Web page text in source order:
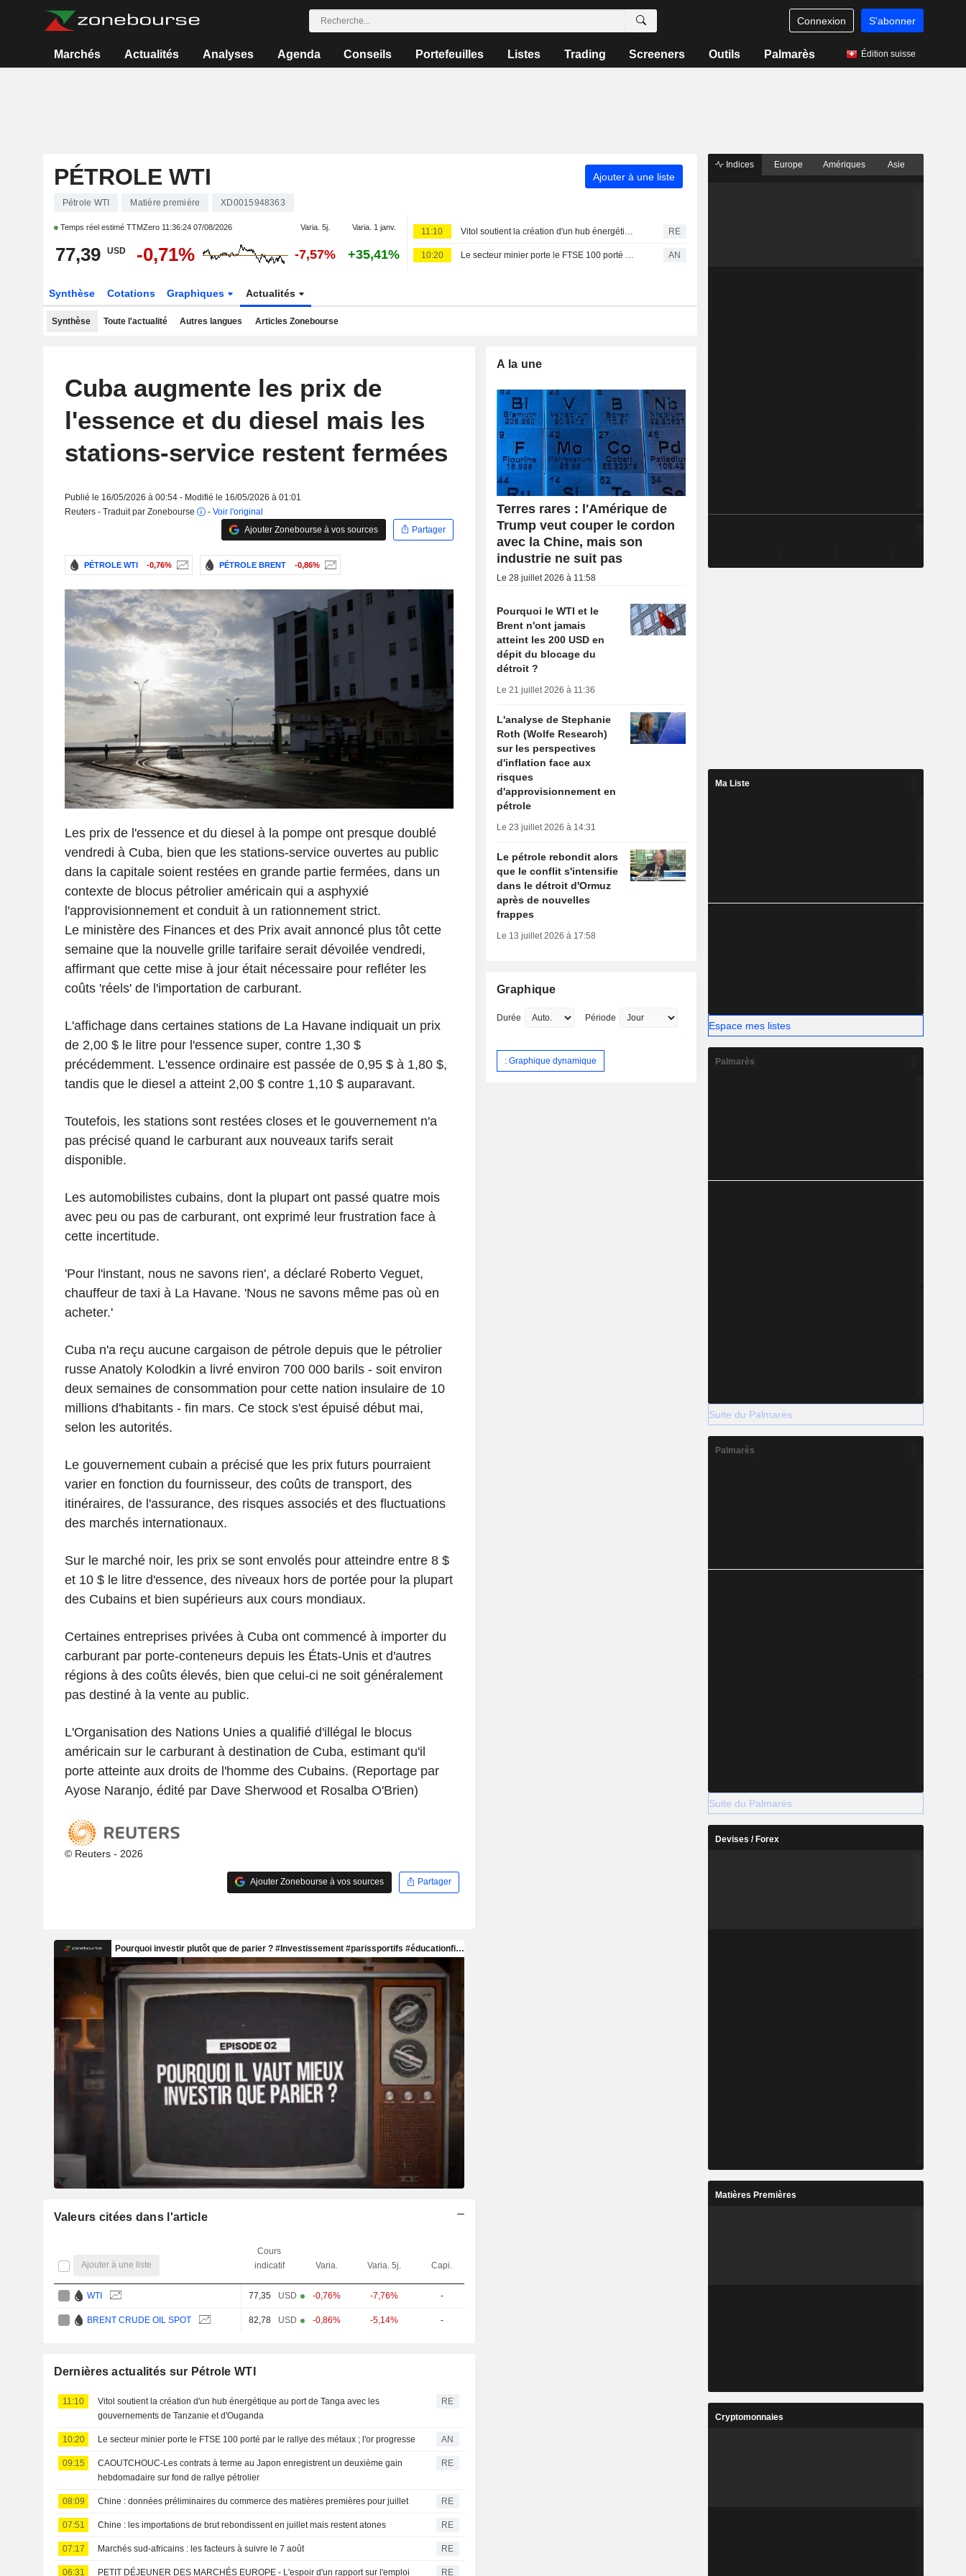
Connexion S'abonner
Marchés Actualités Analyses Agenda Conseils Portefeuilles Listes Trading Screeners Outils Palmarès Édition suisse
PÉTROLE WTI Ajouter à une liste
Pétrole WTI Matière première XD0015948363
Temps réel estimé TTMZero 11:36:24 07/08/2026 Varia. 5j. Varia. 1 janv.
77,39 USD -0,71% -7,57% +35,41%
11:10 Vitol soutient la création d'un hub énergétique au port de Tanga avec les gouvernements de Tanzanie et d'Ouganda RE
10:20 Le secteur minier porte le FTSE 100 porté par le rallye des métaux ; l'or progresse AN
Synthèse Cotations Graphiques Actualités
Synthèse Toute l'actualité Autres langues Articles Zonebourse
Cuba augmente les prix de
l'essence et du diesel mais les
stations-service restent fermées
Publié le 16/05/2026 à 00:54 - Modifié le 16/05/2026 à 01:01
Reuters - Traduit par Zonebourse
- Voir l'original
Ajouter Zonebourse à vos sources
Partager
PÉTROLE WTI -0,76% PÉTROLE BRENT -0,86%
Les prix de l'essence et du diesel à la pompe ont presque doublé
vendredi à Cuba, bien que les stations-service ouvertes au public
dans la capitale soient restées en grande partie fermées, dans un
contexte de blocus pétrolier américain qui a asphyxié
l'approvisionnement et conduit à un rationnement strict.
Le ministère des Finances et des Prix avait annoncé plus tôt cette
semaine que la nouvelle grille tarifaire serait dévoilée vendredi,
affirmant que cette mise à jour était nécessaire pour refléter les
coûts 'réels' de l'importation de carburant.
L'affichage dans certaines stations de La Havane indiquait un prix
de 2,00 $ le litre pour l'essence super, contre 1,30 $
précédemment. L'essence ordinaire est passée de 0,95 $ à 1,80 $,
tandis que le diesel a atteint 2,00 $ contre 1,10 $ auparavant.
Toutefois, les stations sont restées closes et le gouvernement n'a
pas précisé quand le carburant aux nouveaux tarifs serait
disponible.
Les automobilistes cubains, dont la plupart ont passé quatre mois
avec peu ou pas de carburant, ont exprimé leur frustration face à
cette incertitude.
'Pour l'instant, nous ne savons rien', a déclaré Roberto Veguet,
chauffeur de taxi à La Havane. 'Nous ne savons même pas où en
acheter.'
Cuba n'a reçu aucune cargaison de pétrole depuis que le pétrolier
russe Anatoly Kolodkin a livré environ 700 000 barils - soit environ
deux semaines de consommation pour cette nation insulaire de 10
millions d'habitants - fin mars. Ce stock s'est épuisé début mai,
selon les autorités.
Le gouvernement cubain a précisé que les prix futurs pourraient
varier en fonction du fournisseur, des coûts de transport, des
itinéraires, de l'assurance, des risques associés et des fluctuations
des marchés internationaux.
Sur le marché noir, les prix se sont envolés pour atteindre entre 8 $
et 10 $ le litre d'essence, des niveaux hors de portée pour la plupart
des Cubains et bien supérieurs aux cours mondiaux.
Certaines entreprises privées à Cuba ont commencé à importer du
carburant par porte-conteneurs depuis les États-Unis et d'autres
régions à des coûts élevés, bien que celui-ci ne soit généralement
pas destiné à la vente au public.
L'Organisation des Nations Unies a qualifié d'illégal le blocus
américain sur le carburant à destination de Cuba, estimant qu'il
porte atteinte aux droits de l'homme des Cubains. (Reportage par
Ayose Naranjo, édité par Dave Sherwood et Rosalba O'Brien)
© Reuters - 2026
Ajouter Zonebourse à vos sources Partager
Valeurs citées dans l'article
Ajouter à une liste
Cours
indicatif
Varia. Varia. 5j. Capi.
WTI 77,35 USD -0,76% -7,76% -
BRENT CRUDE OIL SPOT 82,78 USD -0,86% -5,14% -
Dernières actualités sur Pétrole WTI
11:10
Vitol soutient la création d'un hub énergétique au port de Tanga avec les
gouvernements de Tanzanie et d'Ouganda
RE
10:20 Le secteur minier porte le FTSE 100 porté par le rallye des métaux ; l'or progresse AN
09:15
CAOUTCHOUC-Les contrats à terme au Japon enregistrent un deuxième gain
hebdomadaire sur fond de rallye pétrolier
RE
08:09 Chine : données préliminaires du commerce des matières premières pour juillet RE
07:51 Chine : les importations de brut rebondissent en juillet mais restent atones RE
07:17 Marchés sud-africains : les facteurs à suivre le 7 août RE
06:31 PETIT DÉJEUNER DES MARCHÉS EUROPE - L'espoir d'un rapport sur l'emploi RE
A la une
Terres rares : l'Amérique de
Trump veut couper le cordon
avec la Chine, mais son
industrie ne suit pas
Le 28 juillet 2026 à 11:58
Pourquoi le WTI et le
Brent n'ont jamais
atteint les 200 USD en
dépit du blocage du
détroit ?
Le 21 juillet 2026 à 11:36
L'analyse de Stephanie
Roth (Wolfe Research)
sur les perspectives
d'inflation face aux
risques
d'approvisionnement en
pétrole
Le 23 juillet 2026 à 14:31
Le pétrole rebondit alors
que le conflit s'intensifie
dans le détroit d'Ormuz
après de nouvelles
frappes
Le 13 juillet 2026 à 17:58
Graphique
Durée Période
: Graphique dynamique
Indices Europe Amériques Asie
Ma Liste
Espace mes listes
Palmarès
Suite du Palmarès
Palmarès
Suite du Palmarès
Devises / Forex
Matières Premières
Cryptomonnaies